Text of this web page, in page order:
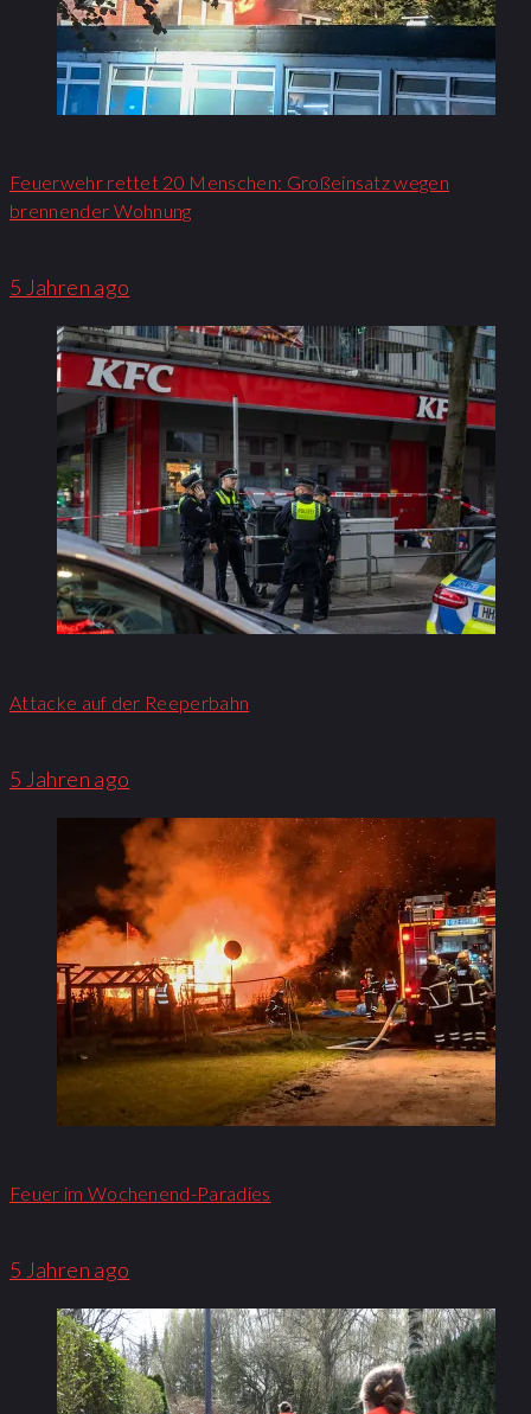
Feuerwehr rettet 20 Menschen: Großeinsatz wegen
brennender Wohnung​
5 Jahren ago
Attacke auf der Reeperbahn
5 Jahren ago
Feuer im Wochenend-Paradies
5 Jahren ago